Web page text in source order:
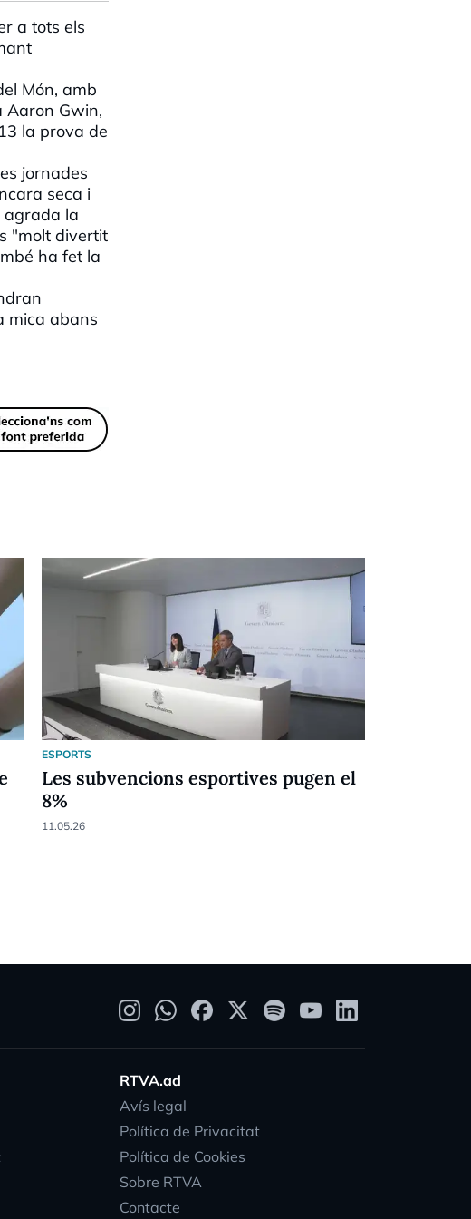
a tots els
Món, amb
Aaron Gwin,
la prova de
jornades
seca i
agrada la
"molt divertit
ha fet la
mica abans
ESPORTS
Les subvencions esportives pugen el
8%
11.05.26
RTVA.ad
Avís legal
Política de Privacitat
Política de Cookies
Sobre RTVA
Contacte